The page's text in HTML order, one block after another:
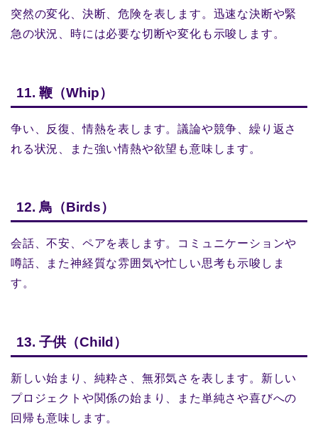
突然の変化、決断、危険を表します。迅速な決断や緊
急の状況、時には必要な切断や変化も示唆します。
11. 鞭（Whip）
争い、反復、情熱を表します。議論や競争、繰り返さ
れる状況、また強い情熱や欲望も意味します。
12. 鳥（Birds）
会話、不安、ペアを表します。コミュニケーションや
噂話、また神経質な雰囲気や忙しい思考も示唆しま
す。
13. 子供（Child）
新しい始まり、純粋さ、無邪気さを表します。新しい
プロジェクトや関係の始まり、また単純さや喜びへの
回帰も意味します。